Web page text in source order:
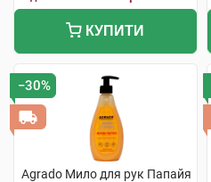
КУПИТИ
−30%
Agrado Мило для рук Папайя